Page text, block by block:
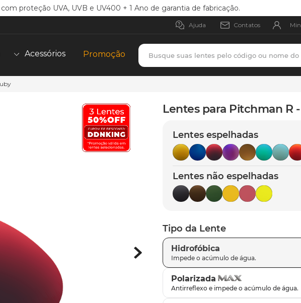
proteção UVA, UVB e UV400 + 1 Ano de garantia de fabricação.
Ajuda Contatos
Acessórios Promoção
Busque suas lentes pelo código ou
Lentes para Pitchman R
Lentes espelhadas
Lentes não espelhadas
Tipo da Lente
Hidrofóbica
Polarizada
parafusos
gascan